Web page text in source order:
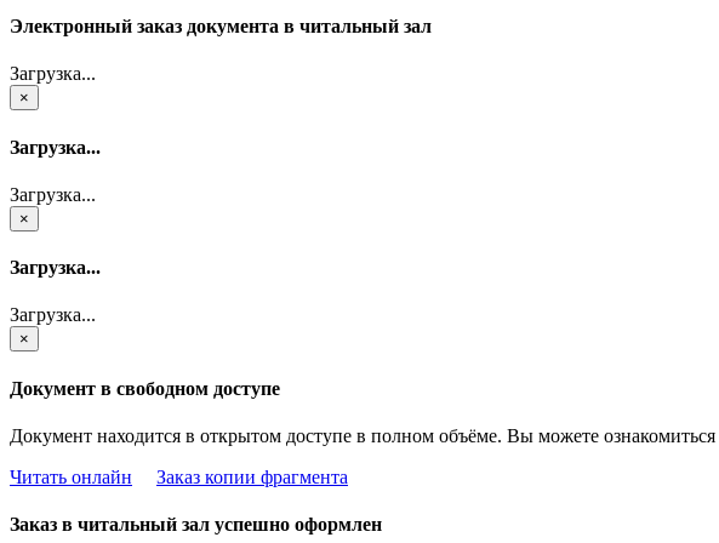
Электронный заказ документа в читальный зал
Загрузка...
×
Загрузка...
Загрузка...
×
Загрузка...
Загрузка...
×
Документ в свободном доступе
Документ находится в открытом доступе в полном объёме. Вы можете
Читать онлайн
Заказ копии фрагмента
Заказ в читальный зал успешно оформлен